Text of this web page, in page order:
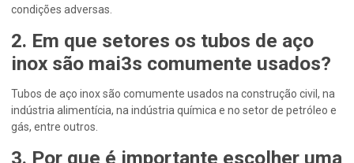
condições adversas.
2. Em que setores os tubos de aço
inox são mai3s comumente usados?
Tubos de aço inox são comumente usados na construção civil, na
indústria alimentícia, na indústria química e no setor de petróleo e
gás, entre outros.
3. Por que é importante escolher uma